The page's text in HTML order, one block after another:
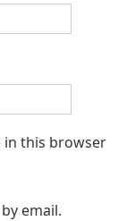
in this browser
email.